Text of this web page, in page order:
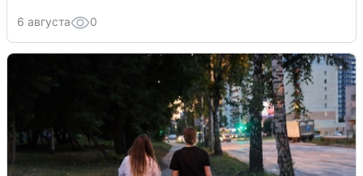
6 августа 0